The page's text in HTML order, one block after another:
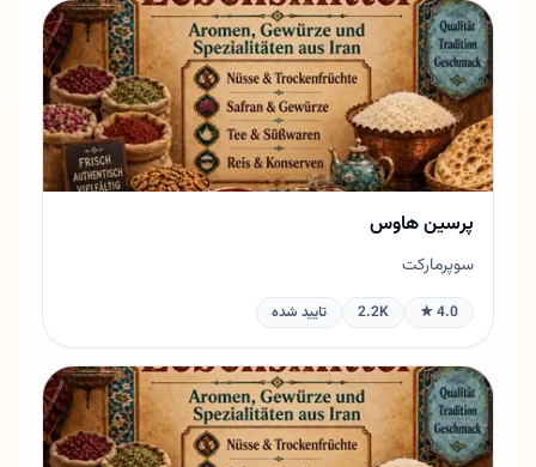
پرسین هاوس
سوپرمارکت
4.0 ★
2.2K تایید شده